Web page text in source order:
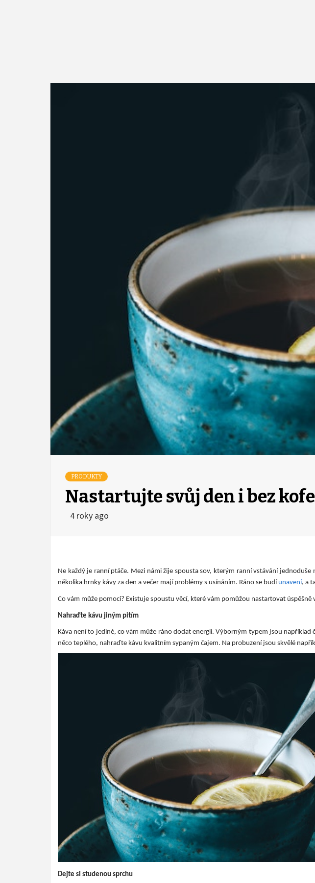
PRODUKTY
Nastartujte svůj den i bez
4 roky ago
Ne každý je ranní ptáče. Mezi námi žije spousta sov, kterým ranní vstávání
několika hrnky kávy za den a večer mají problémy s usínáním. Ráno se budí unavení, a
Co vám může pomoci? Existuje spoustu věcí, které vám pomůžou nastartovat
Nahraďte kávu jiným pitím
Káva není to jediné, co vám může ráno dodat energii. Výborným typem jsou
něco teplého, nahraďte kávu kvalitním sypaným čajem. Na probuzení jsou skvělé
Dejte si studenou sprchu